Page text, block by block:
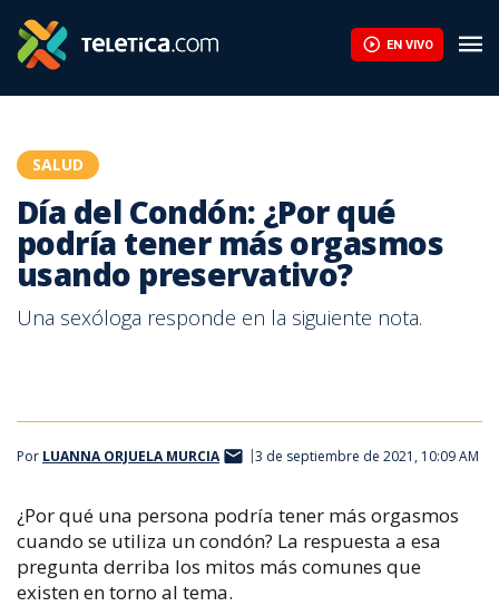
EN VIVO
SALUD
Día del Condón: ¿Por qué
podría tener más orgasmos
usando preservativo?
Una sexóloga responde en la siguiente nota.
Por LUANNA ORJUELA MURCIA 3 de septiembre de 2021, 10:09 AM
¿Por qué una persona podría tener más orgasmos
cuando se utiliza un condón? La respuesta a esa
pregunta derriba los mitos más comunes que
existen en torno al tema.